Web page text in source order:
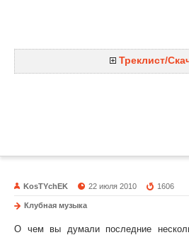
Треклист/
KosTYchEK 22 июля 2010 1606
Клубная музыка
О чем вы думали последние